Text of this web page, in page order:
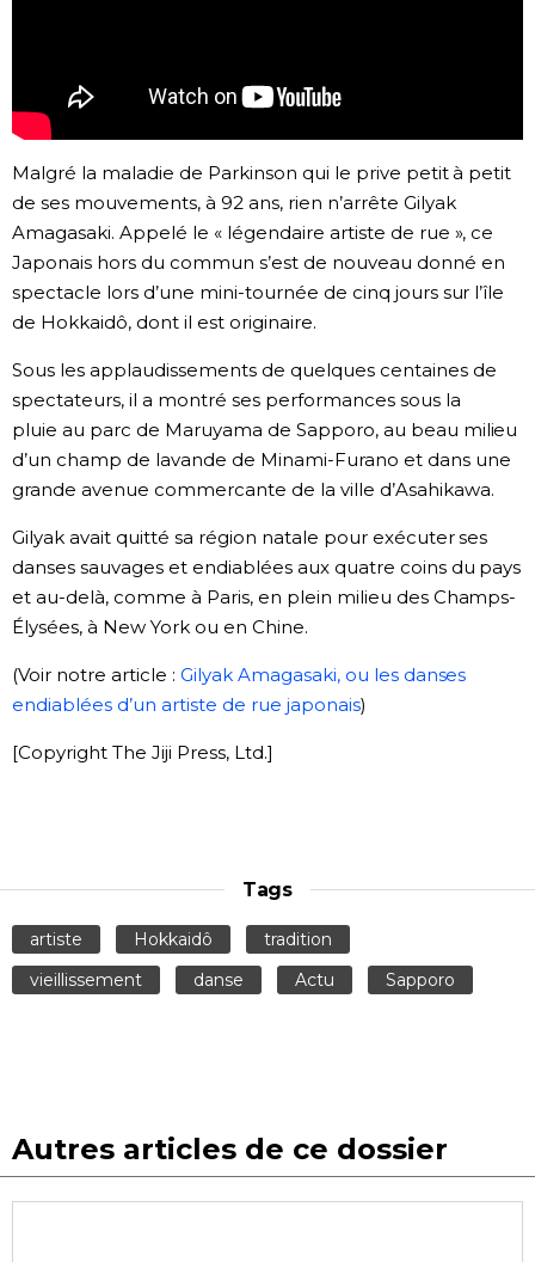
Images
Vidéos
Tokyo
Malgré la maladie de Parkinson qui le prive petit à petit
de ses mouvements, à 92 ans, rien n’arrête Gilyak
Amagasaki. Appelé le « légendaire artiste de rue », ce
Japonais hors du commun s’est de nouveau donné en
spectacle lors d’une mini-tournée de cinq jours sur l’île
de Hokkaidô, dont il est originaire.
Sous les applaudissements de quelques centaines de
spectateurs, il a montré ses performances sous la
pluie au parc de Maruyama de Sapporo, au beau milieu
d’un champ de lavande de Minami-Furano et dans une
grande avenue commercante de la ville d’Asahikawa.
Gilyak avait quitté sa région natale pour exécuter ses
danses sauvages et endiablées aux quatre coins du pays
et au-delà, comme à Paris, en plein milieu des Champs-
Élysées, à New York ou en Chine.
(Voir notre article : Gilyak Amagasaki, ou les danses
endiablées d’un artiste de rue japonais)
[Copyright The Jiji Press, Ltd.]
Tags
artiste Hokkaidô
tradition
vieillissement
danse Actu Sapporo
Autres articles de ce dossier